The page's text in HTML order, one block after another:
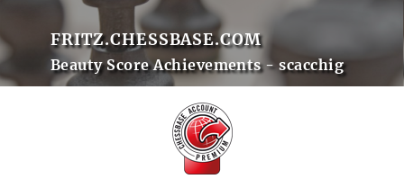
FRITZ.CHESSBASE.COM
Beauty Score Achievements - scacchig